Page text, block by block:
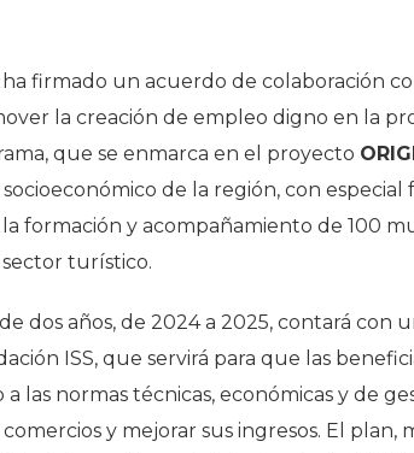
ha firmado un acuerdo de colaboración
la creación de empleo digno en la
que se enmarca en el proyecto
de la región, con especial
formación y acompañamiento de 100
sector turístico.
dos años, de 2024 a 2025, contará con
ISS, que servirá para que las
las normas técnicas, económicas y de
y mejorar sus ingresos. El plan,